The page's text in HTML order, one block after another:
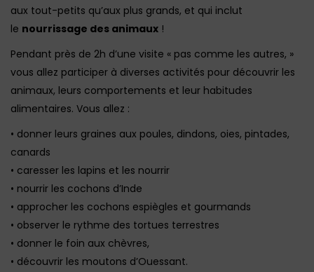
aux tout-petits qu’aux plus grands, et qui inclut
le nourrissage des animaux !
Pendant près de 2h d’une visite « pas comme les autres, »
vous allez participer à diverses activités pour découvrir les
animaux, leurs comportements et leur habitudes
alimentaires. Vous allez :
• donner leurs graines aux poules, dindons, oies, pintades,
canards
• caresser les lapins et les nourrir
• nourrir les cochons d’Inde
• approcher les cochons espiègles et gourmands
• observer le rythme des tortues terrestres
• donner le foin aux chèvres,
• découvrir les moutons d’Ouessant.